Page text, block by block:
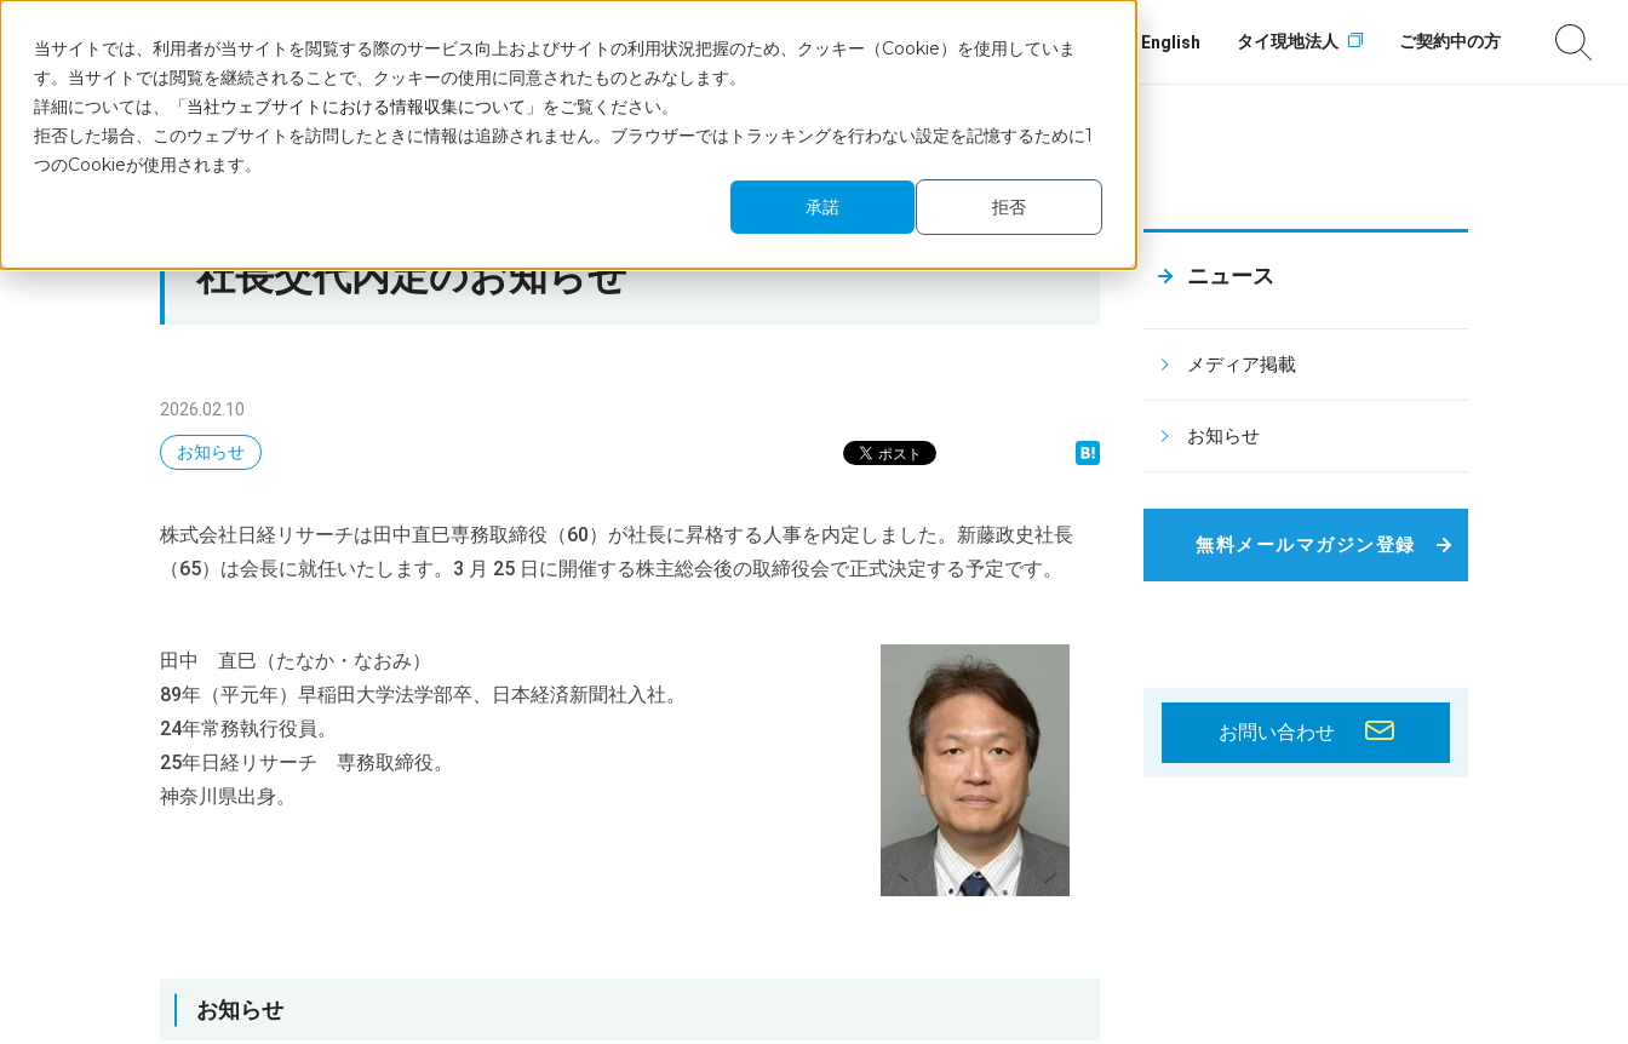
当サイトでは、利用者が当サイトを閲覧する際のサービス向上およびサイトの利用状況把握のため、クッキー（Cookie）を使用していま
す。当サイトでは閲覧を継続されることで、クッキーの使用に同意されたものとみなします。
詳細については、「当社ウェブサイトにおける情報収集について 」をご覧ください。
拒否した場合、このウェブサイトを訪問したときに情報は追跡されません。ブラウザーではトラッキングを行わない設定を記憶するために1
つのCookieが使用されます。
承諾
拒否
サービス企業情報 採用情報 お問い合わせ English タイ現地法人 ご契約中の方
トップ ニュース
社長交代内定のお知らせ
2026.02.10
お知らせ
株式会社日経リサーチは田中直巳専務取締役（60）が社長に昇格する人事を内定しました。新藤政史社長
（65）は会長に就任いたします。3 月 25 日に開催する株主総会後の取締役会で正式決定する予定です。
田中 直巳（たなか・なおみ）
89年（平元年）早稲田大学法学部卒、日本経済新聞社入社。
24年常務執行役員。
25年日経リサーチ 専務取締役。
神奈川県出身。
お知らせ
ニュース
メディア掲載
お知らせ
無料メールマガジン登録
お問い合わせ